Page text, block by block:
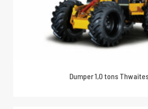
Dumper 1,0 tons